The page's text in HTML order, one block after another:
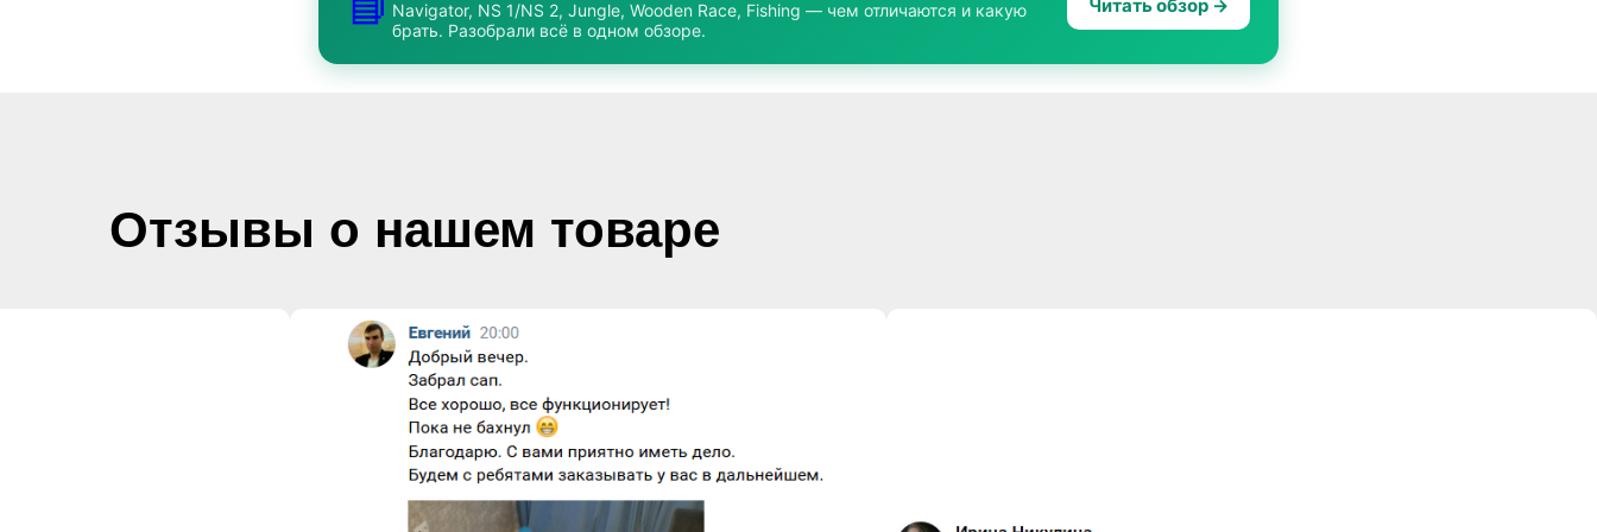
Navigator, NS 1/NS 2, Jungle, Wooden Race, Fishing — чем отличаются и какую
брать. Разобрали всё в одном обзоре.
Читать обзор →
Отзывы о нашем товаре